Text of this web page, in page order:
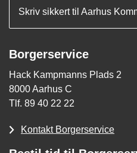
Skriv sikkert til Aarhus
Borgerservice
Hack Kampmanns Plads 2
8000 Aarhus C
Tlf. 89 40 22 22
Kontakt Borgerservice